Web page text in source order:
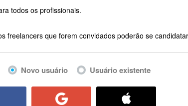
Toolkit (AWT)
todos os profissionais.
freelancers que forem convidados poderão se
Novo usuário Usuário existente